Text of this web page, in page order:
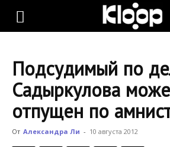
KLOOP.KG
Новости
Подсудимый по
Садыркулова
отпущен по
От Александра Ли - 10 августа 2012